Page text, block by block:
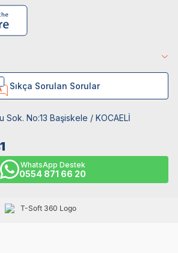
Sıkça Sorulan Sorular
Sok. No:13 Başiskele / KOCAELİ
WhatsApp Destek
0554 871 66 20